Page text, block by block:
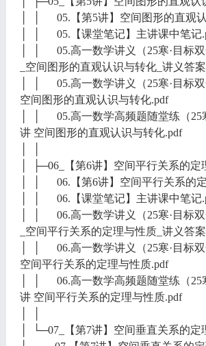
│ │ 05.【第5讲】空间图形的直观认
│ │ 05.【课堂笔记】主讲课中笔记
│ │ 05.高一数学讲义（25寒·目标双
_空间图形的直观认识与转化_讲义答
│ │ 05.高一数学讲义（25寒·目标
空间图形的直观认识与转化.pdf
│ │ 05.高一数学高频题随堂练（25
讲 空间图形的直观认识与转化.pdf
│ ├─06_【第6讲】空间平行关系的定
│ │ 06.【第6讲】空间平行关系的定
│ │ 06.【课堂笔记】主讲课中笔记
│ │ 06.高一数学讲义（25寒·目标双
_空间平行关系的定理与性质_讲义答
│ │ 06.高一数学讲义（25寒·目标
空间平行关系的定理与性质.pdf
│ │ 06.高一数学高频题随堂练（25
讲 空间平行关系的定理与性质.pdf
│ └─07_【第7讲】空间垂直关系的定